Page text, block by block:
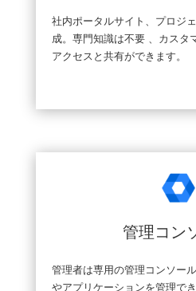
社内ポータルサイト、プロジ
成。専門知識は不要 、カスタ
アクセスと共有ができます。
管理コン
管理者は専用の管理コンソー
やアプリケーションを管理で